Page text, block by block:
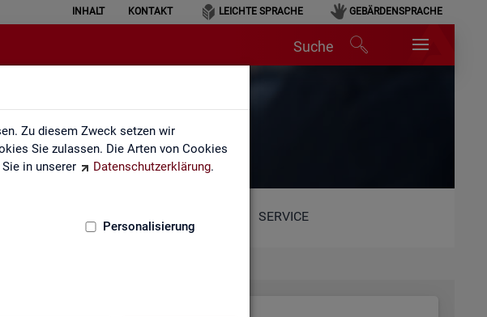
Zu diesem Zweck setzen wir
Sie zulassen. Die Arten von Cookies
in unserer
Datenschutzerklärung.
Personalisierung
INHALT KONTAKT LEICHTE SPRACHE GEBÄRDENSPRACHE
Suche
SERVICE